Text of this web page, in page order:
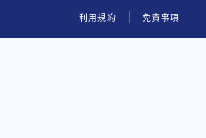
利用規約 免責事項